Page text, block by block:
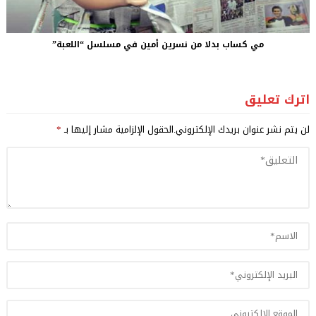
مي كساب بدلا من نسرين أمين في مسلسل “اللعبة”
اترك تعليق
لن يتم نشر عنوان بريدك الإلكتروني.الحقول الإلزامية مشار إليها بـ*